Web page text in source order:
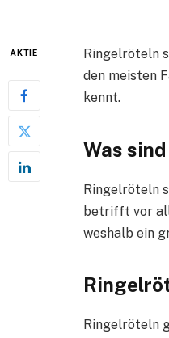
AKTIE
Ringelröteln
den meisten
kennt.
Was
Ringelröteln
betrifft vor
weshalb ein
Ringelröteln